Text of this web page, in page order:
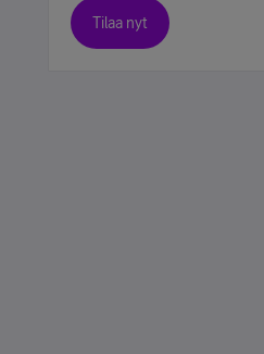
Tilaa nyt